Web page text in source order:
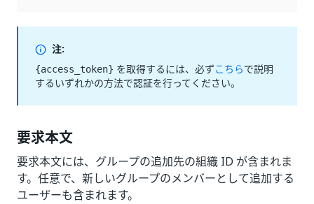
注:
{access_token} を取得するには、必ずこちらで説明
するいずれかの方法で認証を行ってください。
要求本文
要求本文には、グループの追加先の組織 ID が含まれま
す。任意で、新しいグループのメンバーとして追加する
ユーザーも含まれます。